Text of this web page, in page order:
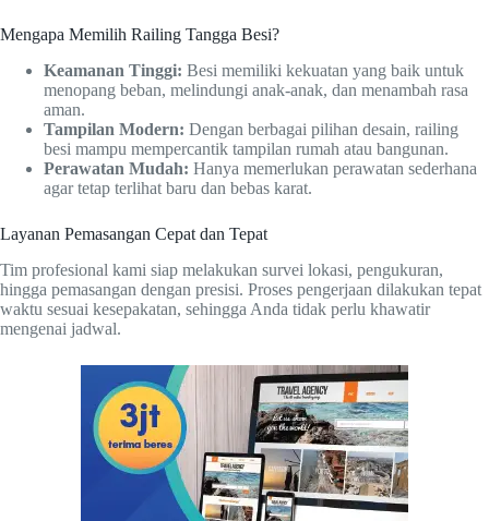
Mengapa Memilih Railing Tangga Besi?
Keamanan Tinggi: Besi memiliki kekuatan yang baik untuk
menopang beban, melindungi anak-anak, dan menambah rasa
aman.
Tampilan Modern: Dengan berbagai pilihan desain, railing
besi mampu mempercantik tampilan rumah atau bangunan.
Perawatan Mudah: Hanya memerlukan perawatan sederhana
agar tetap terlihat baru dan bebas karat.
Layanan Pemasangan Cepat dan Tepat
Tim profesional kami siap melakukan survei lokasi, pengukuran,
hingga pemasangan dengan presisi. Proses pengerjaan dilakukan tepat
waktu sesuai kesepakatan, sehingga Anda tidak perlu khawatir
mengenai jadwal.